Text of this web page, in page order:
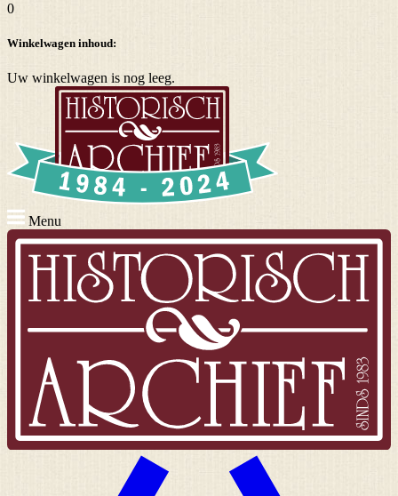
0
Winkelwagen inhoud:
Uw winkelwagen is nog leeg.
Menu